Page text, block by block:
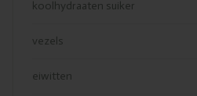
koolhydraaten suiker
vezels
eiwitten